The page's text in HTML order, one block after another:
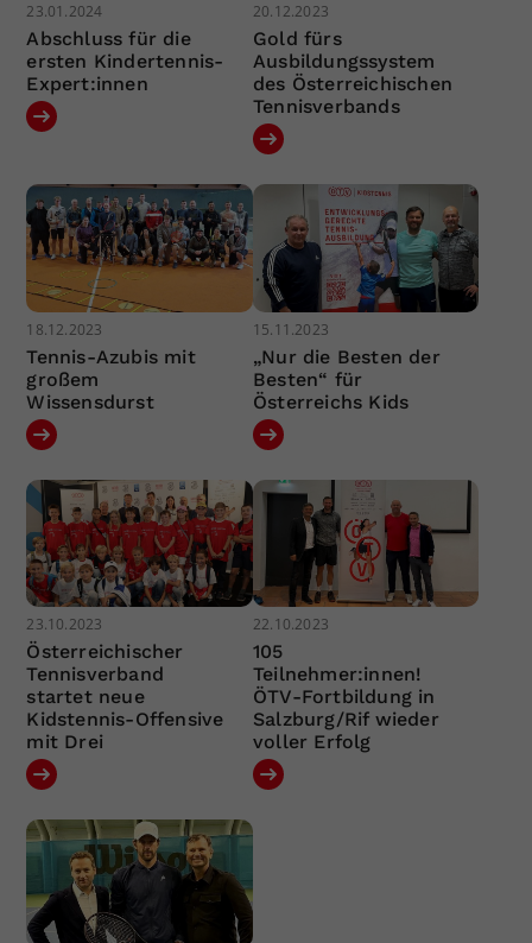
23.01.2024
Abschluss für die
ersten Kindertennis-
Expert:innen
20.12.2023
Gold fürs
Ausbildungssystem
des Österreichischen
Tennisverbands
18.12.2023
Tennis-Azubis mit
großem
Wissensdurst
15.11.2023
„Nur die Besten der
Besten“ für
Österreichs Kids
23.10.2023
Österreichischer
Tennisverband
startet neue
Kidstennis-Offensive
mit Drei
22.10.2023
105
Teilnehmer:innen!
ÖTV-Fortbildung in
Salzburg/Rif wieder
voller Erfolg